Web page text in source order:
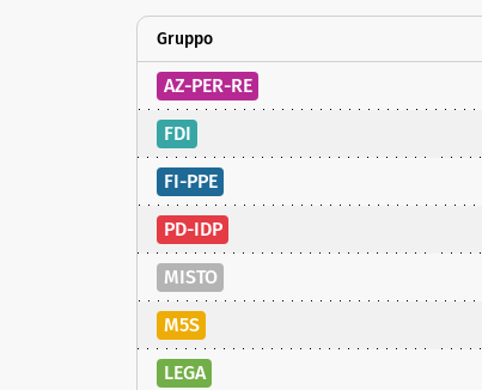
Gruppo
AZ-PER-RE
FDI
FI-PPE
PD-IDP
MISTO
M5S
LEGA